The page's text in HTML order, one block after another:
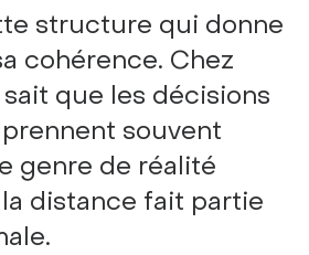
structure qui donne
cohérence. Chez
sait que les décisions
souvent
genre de réalité
distance fait partie